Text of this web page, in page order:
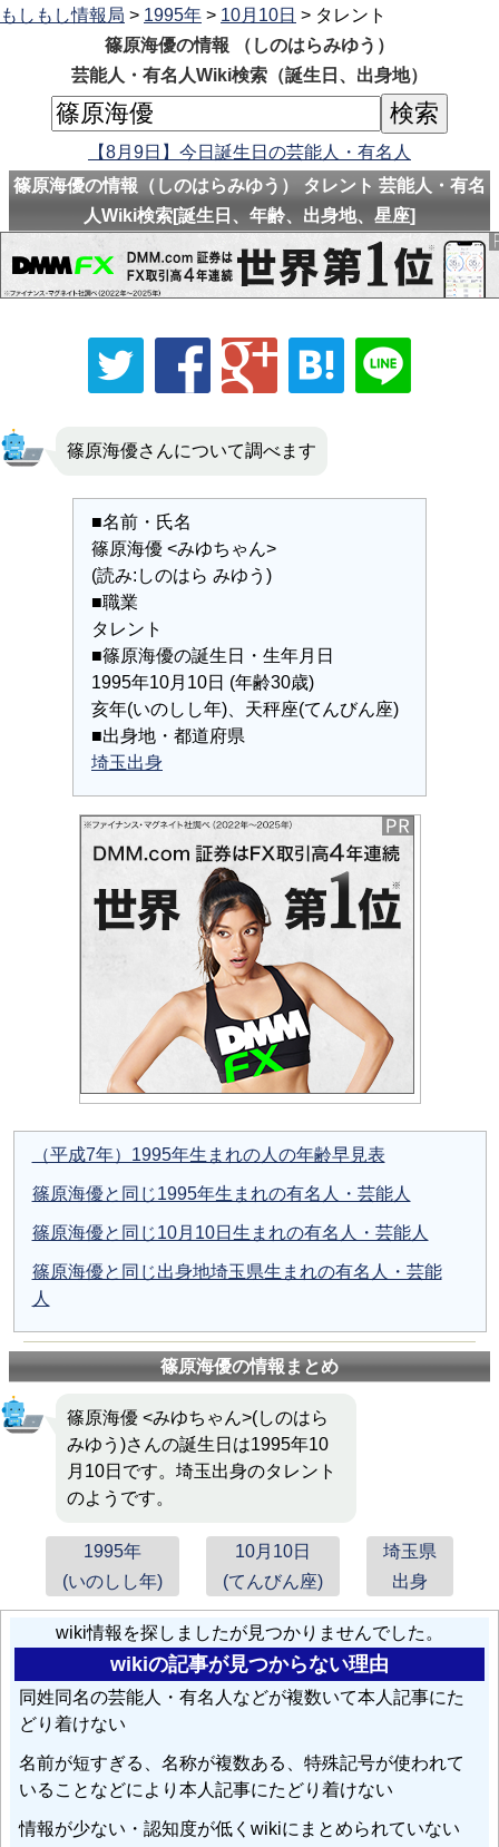
もしもし情報局 > 1995年 > 10月10日 > タレント
篠原海優の情報 （しのはらみゆう）
芸能人・有名人Wiki検索（誕生日、出身地）
【8月9日】今日誕生日の芸能人・有名人
篠原海優の情報（しのはらみゆう） タレント 芸能人・有名
人Wiki検索[誕生日、年齢、出身地、星座]
篠原海優さんについて調べます
■名前・氏名
篠原海優 <みゆちゃん>
(読み:しのはら みゆう)
■職業
タレント
■篠原海優の誕生日・生年月日
1995年10月10日 (年齢30歳)
亥年(いのしし年)、天秤座(てんびん座)
■出身地・都道府県
埼玉出身
（平成7年）1995年生まれの人の年齢早見表
篠原海優と同じ1995年生まれの有名人・芸能人
篠原海優と同じ10月10日生まれの有名人・芸能人
篠原海優と同じ出身地埼玉県生まれの有名人・芸能
人
篠原海優の情報まとめ
篠原海優 <みゆちゃん>(しのはら
みゆう)さんの誕生日は1995年10
月10日です。埼玉出身のタレント
のようです。
1995年
(いのしし年)
10月10日
(てんびん座)
埼玉県
出身
wiki情報を探しましたが見つかりませんでした。
wikiの記事が見つからない理由
同姓同名の芸能人・有名人などが複数いて本人記事にた
どり着けない
名前が短すぎる、名称が複数ある、特殊記号が使われて
いることなどにより本人記事にたどり着けない
情報が少ない・認知度が低くwikiにまとめられていない